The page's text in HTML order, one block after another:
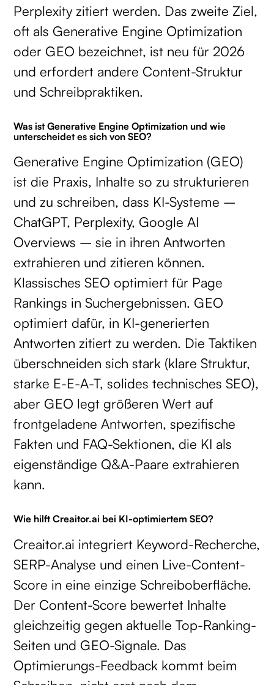
Perplexity zitiert werden. Das zweite Ziel,
oft als Generative Engine Optimization
oder GEO bezeichnet, ist neu für 2026
und erfordert andere Content-Struktur
und Schreibpraktiken.
Was ist Generative Engine Optimization und wie
unterscheidet es sich von SEO?
Generative Engine Optimization (GEO)
ist die Praxis, Inhalte so zu strukturieren
und zu schreiben, dass KI-Systeme –
ChatGPT, Perplexity, Google AI
Overviews – sie in ihren Antworten
extrahieren und zitieren können.
Klassisches SEO optimiert für Page
Rankings in Suchergebnissen. GEO
optimiert dafür, in KI-generierten
Antworten zitiert zu werden. Die Taktiken
überschneiden sich stark (klare Struktur,
starke E-E-A-T, solides technisches SEO),
aber GEO legt größeren Wert auf
frontgeladene Antworten, spezifische
Fakten und FAQ-Sektionen, die KI als
eigenständige Q&A-Paare extrahieren
kann.
Wie hilft Creaitor.ai bei KI-optimiertem SEO?
Creaitor.ai integriert Keyword-Recherche,
SERP-Analyse und einen Live-Content-
Score in eine einzige Schreiboberfläche.
Der Content-Score bewertet Inhalte
gleichzeitig gegen aktuelle Top-Ranking-
Seiten und GEO-Signale. Das
Optimierungs-Feedback kommt beim